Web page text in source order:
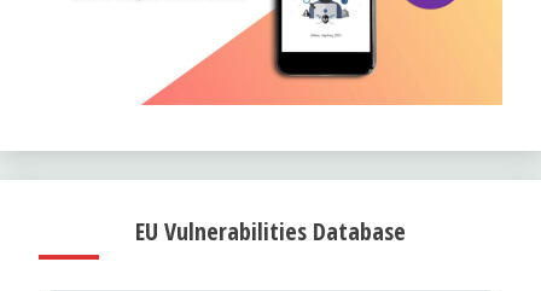
EU Vulnerabilities Database